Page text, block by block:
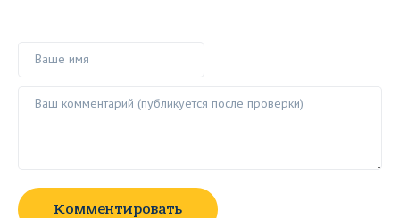
Комментировать